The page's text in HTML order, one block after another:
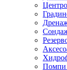
Помпи